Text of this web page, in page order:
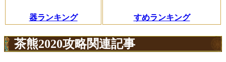
器ランキング すめランキング
茶熊2020攻略関連記事